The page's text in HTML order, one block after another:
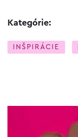
Kategórie:
INŠPIRÁCIE